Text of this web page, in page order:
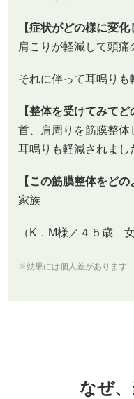
【症状がどの様に変
肩こりが軽減して頭痛
それに伴って耳鳴りも
【整体を受けてみて
首、肩周りを筋膜整体
耳鳴りも軽減されまし
【この筋膜整体をど
家族
（K．M様／４５歳
※効果には個人差があります
なぜ